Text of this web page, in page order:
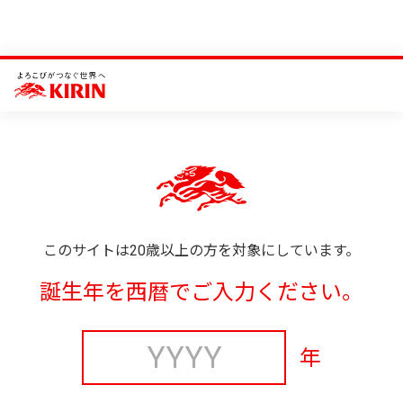
このサイトは20歳以上の方を対象にしています。
誕生年を西暦でご入力ください。
年